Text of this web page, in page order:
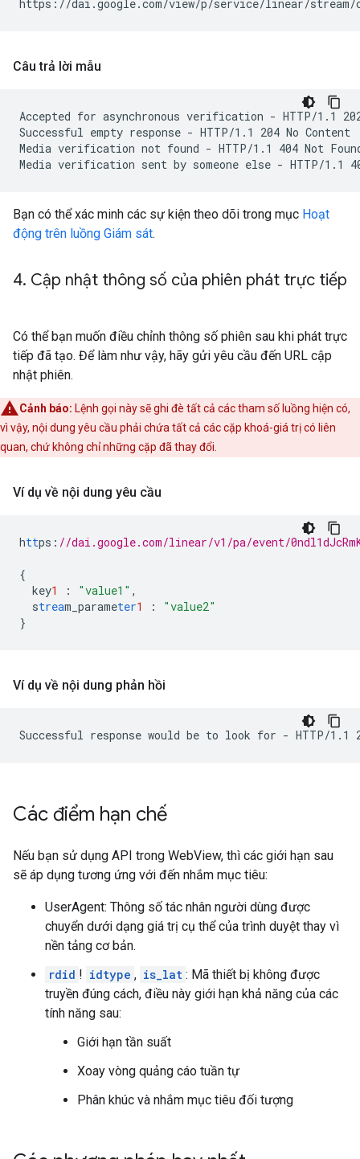
Câu trả lời mẫu
Accepted for asynchronous verification - HTTP/1.1
Successful empty response - HTTP/1.1 204 No Content
Media verification not found - HTTP/1.1 404 Not
Bạn có thể xác minh các sự kiện theo dõi trong mục Hoạt
động trên luồng Giám sát.
4. Cập nhật thông số của phiên phát trực tiếp
Có thể bạn muốn điều chỉnh thông số phiên sau khi phát trực
tiếp đã tạo. Để làm như vậy, hãy gửi yêu cầu đến URL cập
nhật phiên.
Cảnh báo: Lệnh gọi này sẽ ghi đè tất cả các tham số luồng hiện có,
vì vậy, nội dung yêu cầu phải chứa tất cả các cặp khoá-giá trị có liên
quan, chứ không chỉ những cặp đã thay đổi.
Ví dụ về nội dung yêu cầu
https : //dai.google.com/linear/v1/pa/event/
{
key1 : "value1" ,
stream_parameter1 :
"value2"
}
Ví dụ về nội dung phản hồi
Các điểm hạn chế
Nếu bạn sử dụng API trong WebView, thì các giới hạn sau
sẽ áp dụng tương ứng với đến nhắm mục tiêu:
UserAgent: Thông số tác nhân người dùng được
chuyển dưới dạng giá trị cụ thể của trình duyệt thay vì
nền tảng cơ bản.
rdid ! idtype , is_lat : Mã thiết bị không được
truyền đúng cách, điều này giới hạn khả năng của các
tính năng sau:
Giới hạn tần suất
Xoay vòng quảng cáo tuần tự
Phân khúc và nhắm mục tiêu đối tượng